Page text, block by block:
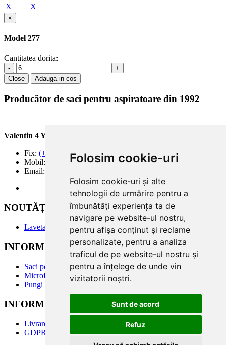
Folosim cookie-uri
Folosim cookie-uri și alte
tehnologii de urmărire pentru a
îmbunătăți experiența ta de
navigare pe website-ul nostru,
pentru afișa conținut și reclame
personalizate, pentru a analiza
traficul de pe website-ul nostru și
pentru a înțelege de unde vin
vizitatorii noștri.
Sunt de acord
Refuz
X
X
×
Model 277
Cantitatea dorita:
-
+
Close
Adauga in cos
Producător de saci pentru aspiratoare din 1992
Valentin 4 You Prod.
Fix: (+40) 21 668 60 69
Mobil:
(+40) 722 375 131
Email:
NOUTĂȚi
Laveta din Microfibră MADAline
INFORMATII PRODUSE
Saci pentru aspirator
Microfiltre
Pungi pentru colectare praf
INFORMATII UTILE
Livrare
GDPR